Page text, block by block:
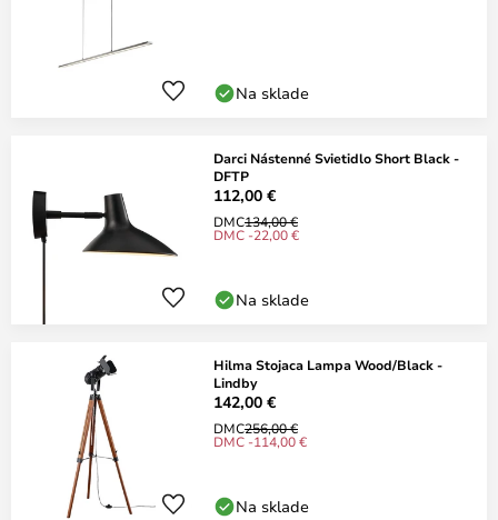
Na sklade
Darci Nástenné Svietidlo Short Black -
DFTP
112,00 €
DMC134,00 €
DMC -22,00 €
Na sklade
Hilma Stojaca Lampa Wood/Black -
Lindby
142,00 €
DMC256,00 €
DMC -114,00 €
Na sklade